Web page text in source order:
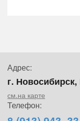
Адрес:
г.
см.на карте
Телефон: